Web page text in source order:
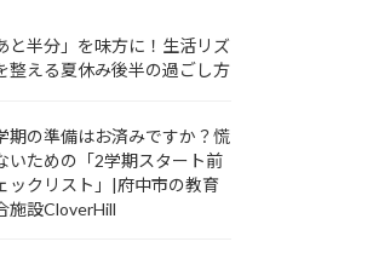
と半分」を味方に！生活リズ
整える夏休み後半の過ごし方
期の準備はお済みですか？慌
いための「2学期スタート前
ックリスト」|府中市の教育
施設CloverHill